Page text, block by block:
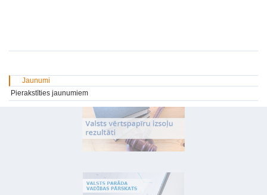
Jaunumi
Pierakstīties jaunumiem